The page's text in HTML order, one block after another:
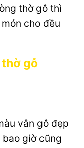
thờ gỗ thì
cho đều
gỗ
vân gỗ đẹp
giờ cũng